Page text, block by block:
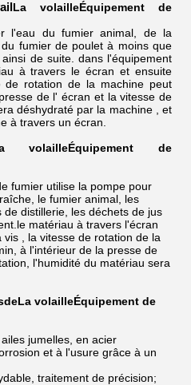
La volailleÉquipement de
l'eau du fumier animal, de la
fumier de poulet à moins que
de suite. dans l'équipement
à travers le écran et ensuite
rotation de la machine peut
de l' écran et la vitesse de
déshydraté par la machine , et
à travers un écran.
volailleÉquipement de
fumier utilise la pompe pour
le fumier animal, les
distillerie, les déchets de jus
matériau à travers l'écran
, la vitesse de rotation de la
à l'intérieur de la presse de
l'humidité du matériau sera
deLa volailleÉquipement de
jumelles, en acier
et à l'usure grâce à un
traitement de précision;